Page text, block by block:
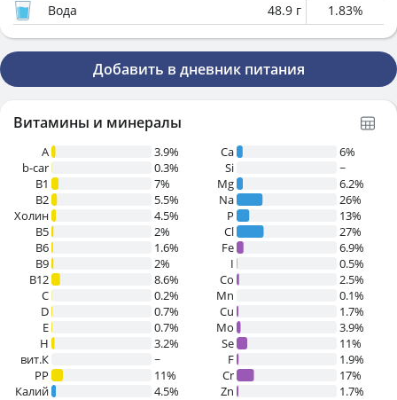
Вода
48.9 г 1.83%
Добавить в дневник питания
Витамины и минералы
A
3.9%
b-car
0.3%
В1
7%
B2
5.5%
Холин
4.5%
B5
2%
B6
1.6%
B9
2%
B12
8.6%
C
0.2%
D
0.7%
E
0.7%
H
3.2%
вит.К
~
PP
11%
Калий
4.5%
Ca
6%
Si
~
Mg
6.2%
Na
26%
P
13%
Cl
27%
Fe
6.9%
I
0.5%
Co
2.5%
Mn
0.1%
Cu
1.7%
Mo
3.9%
Se
11%
F
1.9%
Cr
17%
Zn
1.7%